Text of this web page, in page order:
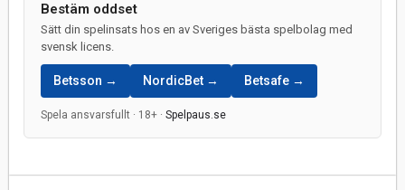
Bestäm oddset
Sätt din spelinsats hos en av Sveriges bästa spelbolag med
svensk licens.
Betsson → NordicBet → Betsafe →
Spela ansvarsfullt · 18+ · Spelpaus.se